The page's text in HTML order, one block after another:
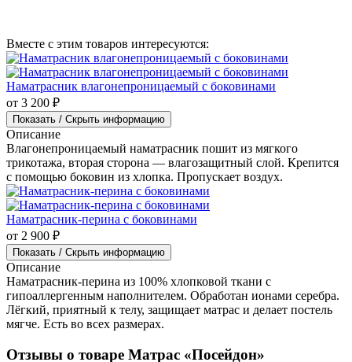
Вместе с этим товаров интересуются:
Наматрасник влагонепроницаемый с боковинами
от 3 200 ₽
Показать / Скрыть информацию
Описание
Влагонепроницаемый наматрасник пошит из мягкого
трикотажа, вторая сторона — влагозащитный слой. Крепится
с помощью боковин из хлопка. Пропускает воздух.
Наматрасник-перина с боковинами
от 2 900 ₽
Показать / Скрыть информацию
Описание
Наматрасник-перина из 100% хлопковой ткани с
гипоаллергенным наполнителем. Обработан ионами серебра.
Лёгкий, приятный к телу, защищает матрас и делает постель
мягче. Есть во всех размерах.
Отзывы о товаре Матрас «Посейдон»